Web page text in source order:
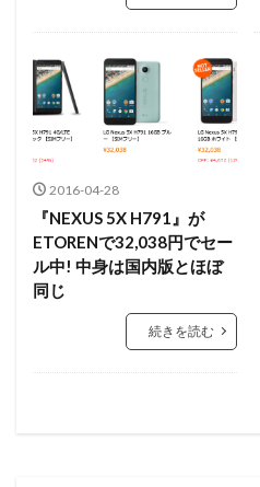
2016-04-28
『NEXUS 5X H791』が
ETORENで32,038円でセー
ル中! 中身は国内版とほぼ
同じ
続きを読む